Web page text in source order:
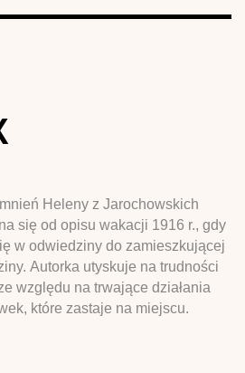
Heleny z Jarochowskich
się od opisu wakacji 1916 r., gdy
w odwiedziny do zamieszkującej
Autorka utyskuje na trudności
względu na trwające działania
które zastaje na miejscu.